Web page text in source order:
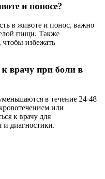
и поносе?
в животе и понос, важно
пищи. Также
чтобы избежать
к врачу при боли в
в течение 24-48
или
к врачу для
и диагностики.